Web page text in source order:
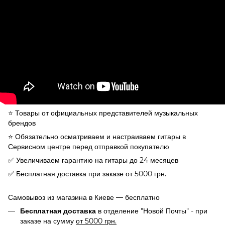
⭐️ Товары от официальных представителей музыкальных
брендов
⭐️ Обязательно осматриваем и настраиваем гитары в
Сервисном центре перед отправкой покупателю
✅ Увеличиваем гарантию на гитары до 24 месяцев
✅ Бесплатная доставка при заказе от 5000 грн.
Самовывоз из магазина в Киеве — бесплатно
Бесплатная доставка в отделение "Новой Почты" - при
заказе на сумму от 5000 грн.